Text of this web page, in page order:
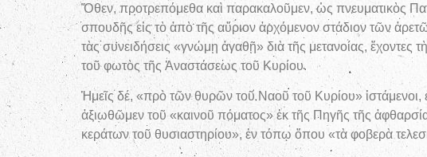
Ὅθεν, προτρεπόμεθα καὶ παρακαλοῦμεν, ὡς πνευματικὸς
σπουδῆς εἰς τὸ ἀπὸ τῆς αὔριον ἀρχόμενον στάδιον τῶν
τὰς συνειδήσεις «γνώμῃ ἀγαθῇ» διὰ τῆς μετανοίας, ἔχοντες
τοῦ φωτὸς τῆς Ἀναστάσεως τοῦ Κυρίου.
Ἡμεῖς δέ, «πρὸ τῶν θυρῶν τοῦ Ναοῦ τοῦ Κυρίου»
ἀξιωθῶμεν τοῦ «καινοῦ πόματος» ἐκ τῆς Πηγῆς τῆς
κεράτων τοῦ θυσιαστηρίου», ἐν τόπῳ ὅπου «τὰ φοβερὰ